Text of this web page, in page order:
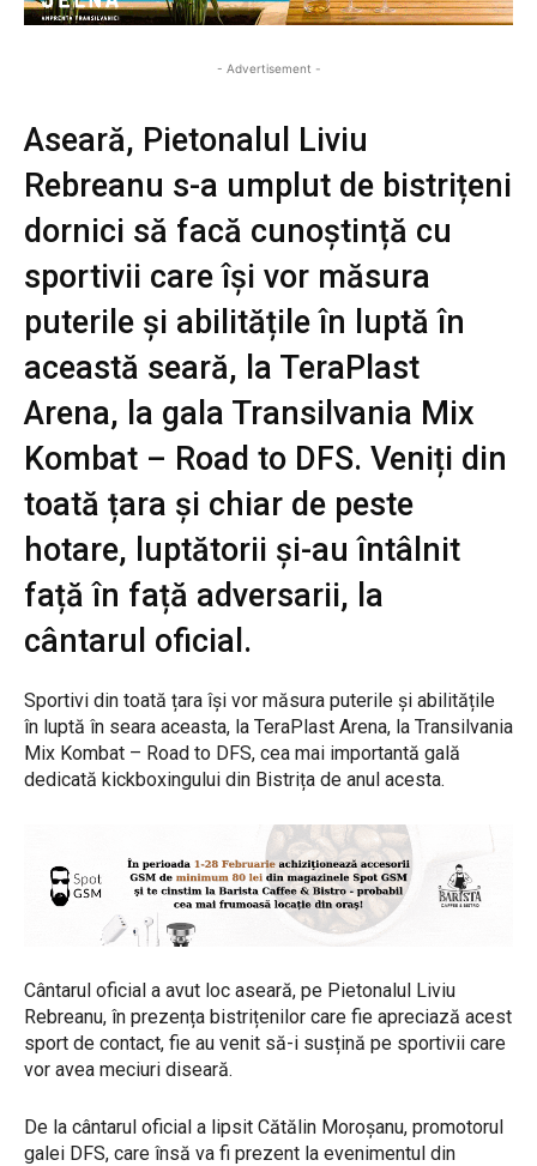
- Advertisement -
Aseară, Pietonalul Liviu
Rebreanu s-a umplut de bistrițeni
dornici să facă cunoștință cu
sportivii care își vor măsura
puterile și abilitățile în luptă în
această seară, la TeraPlast
Arena, la gala Transilvania Mix
Kombat – Road to DFS. Veniți din
toată țara și chiar de peste
hotare, luptătorii și-au întâlnit
față în față adversarii, la
cântarul oficial.
Sportivi din toată țara își vor măsura puterile și abilitățile
în luptă în seara aceasta, la TeraPlast Arena, la Transilvania
Mix Kombat – Road to DFS, cea mai importantă gală
dedicată kickboxingului din Bistrița de anul acesta.
Cântarul oficial a avut loc aseară, pe Pietonalul Liviu
Rebreanu, în prezența bistrițenilor care fie apreciază acest
sport de contact, fie au venit să-i susțină pe sportivii care
vor avea meciuri diseară.
De la cântarul oficial a lipsit Cătălin Moroșanu, promotorul
galei DFS, care însă va fi prezent la evenimentul din